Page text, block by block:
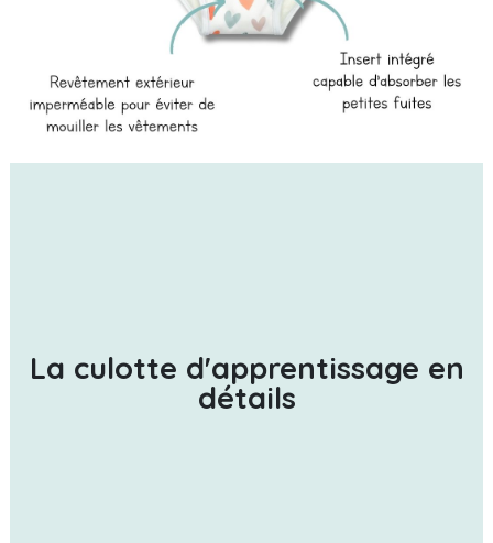
La culotte d'apprentissage en
détails